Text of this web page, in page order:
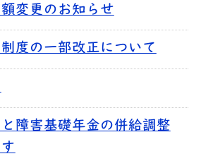
変更のお知らせ
度の一部改正について
障害基礎年金の併給調整